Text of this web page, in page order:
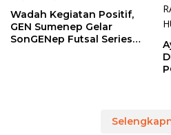
Wadah Kegiatan Positif,
GEN Sumenep Gelar
SonGENep Futsal Series